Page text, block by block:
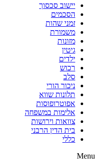
יישוב סכסוך
הסכמים
זמני שהות
משמורת
מזונות
גיטין
ילדים
רכוש
סלב
ניכור הורי
תלונות שווא
אפוטרופוסות
אלימות במשפחה
צוואות וירושות
בית הדין הרבני
כללי
Menu